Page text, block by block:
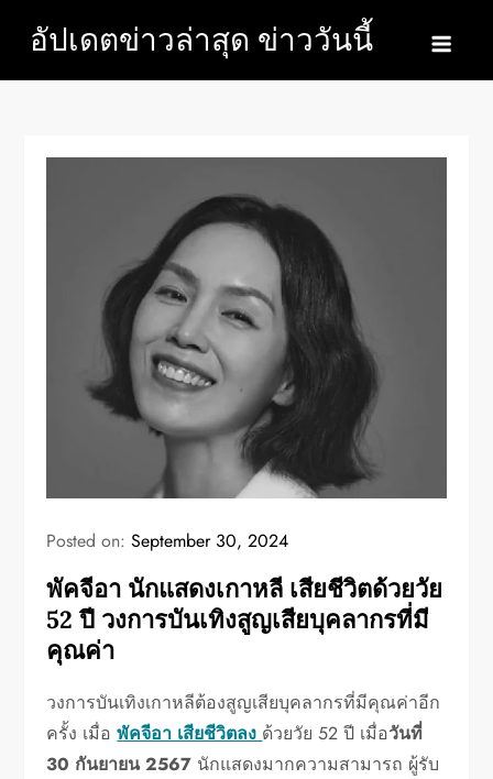
content
อัปเดตข่าวล่าสุด ข่าววันนี้
Posted on:September 30, 2024
พัคจีอา นักแสดงเกาหลี เสียชีวิตด้วยวัย
52 ปี วงการบันเทิงสูญเสียบุคลากรที่มี
คุณค่า
วงการบันเทิงเกาหลีต้องสูญเสียบุคลากรที่มีคุณค่าอีก
ครั้ง เมื่อ พัคจีอา เสียชีวิตลง ด้วยวัย 52 ปี เมื่อวันที่
30 กันยายน 2567 นักแสดงมากความสามารถ ผู้รับ